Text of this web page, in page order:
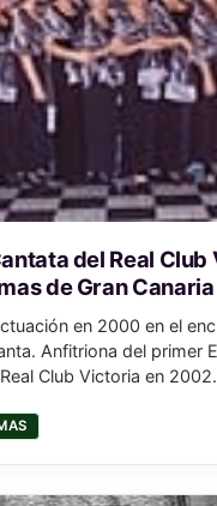
del Real
de Gran Canaria
en 2000 en el
Anfitriona del primer
Club Victoria en 2002.